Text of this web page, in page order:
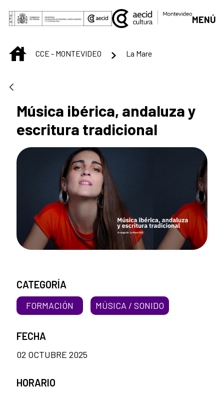
Saltar al contenido principal
MENÚ
INICIOCCE - MONTEVIDEO La Mare
Música ibérica, andaluza y
escritura tradicional
CATEGORÍA
FORMACIÓN MÚSICA / SONIDO
FECHA
02 OCTUBRE 2025
HORARIO